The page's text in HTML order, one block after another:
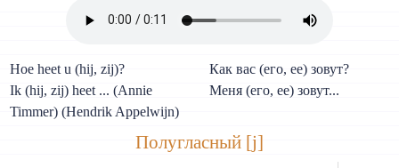
Hoe heet u (hij, zij)?
Как вас (его, ее) зовут?
Ik (hij, zij) heet ... (Annie
Timmer) (Hendrik Appelwijn)
Меня (его, ее) зовут...
Полугласный [j]